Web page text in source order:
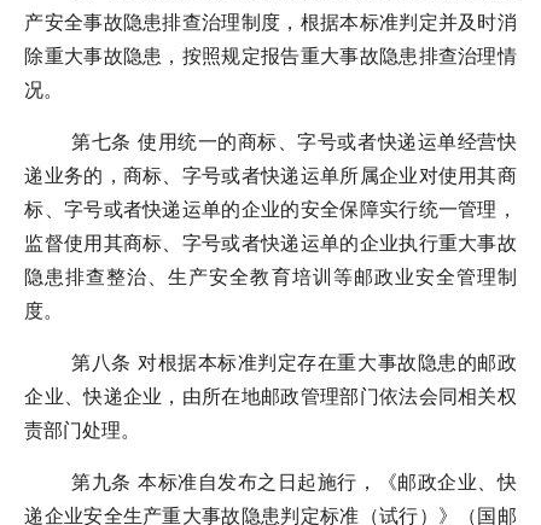
产安全事故隐患排查治理制度，根据本标准判定并及时消
除重大事故隐患，按照规定报告重大事故隐患排查治理情
况。
第七条 使用统一的商标、字号或者快递运单经营快
递业务的，商标、字号或者快递运单所属企业对使用其商
标、字号或者快递运单的企业的安全保障实行统一管理，
监督使用其商标、字号或者快递运单的企业执行重大事故
隐患排查整治、生产安全教育培训等邮政业安全管理制
度。
第八条 对根据本标准判定存在重大事故隐患的邮政
企业、快递企业，由所在地邮政管理部门依法会同相关权
责部门处理。
第九条 本标准自发布之日起施行，《邮政企业、快
递企业安全生产重大事故隐患判定标准（试行）》（国邮